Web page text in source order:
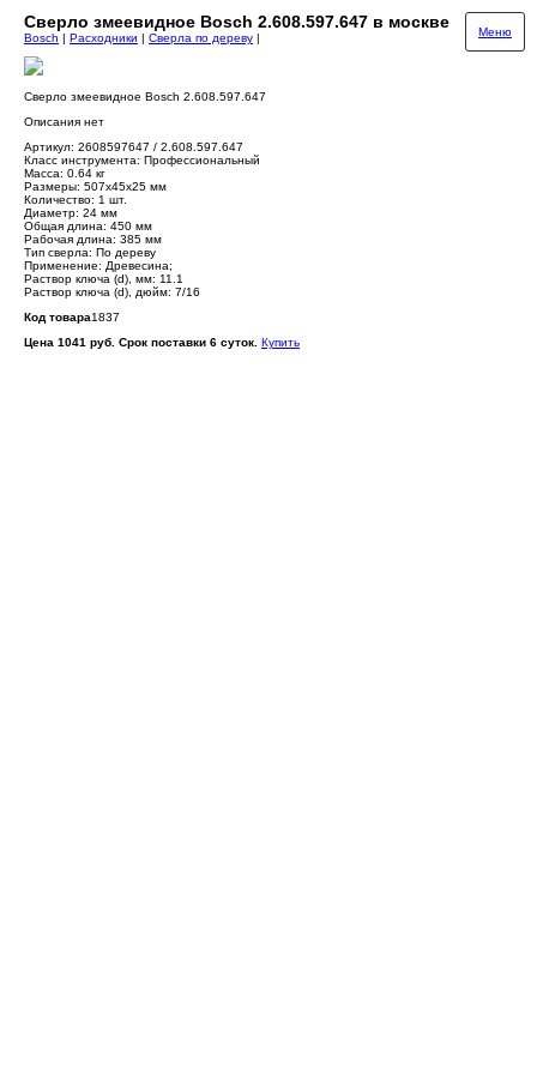
Сверло змеевидное Bosch 2.608.597.647 в москве
Меню
Bosch | Расходники | Сверла по дереву |
Сверло змеевидное Bosch 2.608.597.647
Описания нет
Артикул: 2608597647 / 2.608.597.647
Класс инструмента: Профессиональный
Масса: 0.64 кг
Размеры: 507х45х25 мм
Количество: 1 шт.
Диаметр: 24 мм
Общая длина: 450 мм
Рабочая длина: 385 мм
Тип сверла: По дереву
Применение: Древесина;
Раствор ключа (d), мм: 11.1
Раствор ключа (d), дюйм: 7/16
Код товара1837
Цена 1041 руб. Срок поставки 6 суток. Купить